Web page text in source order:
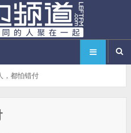
，都怕错付